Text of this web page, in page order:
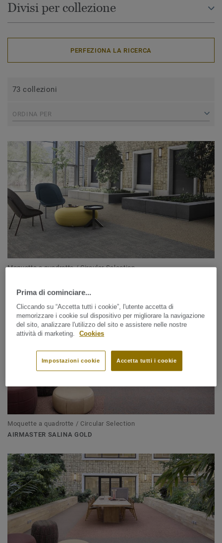
Divisi per collezione
PERFEZIONA LA RICERCA
73 collezioni
ORDINA PER
Moquette a quadrotte / Circular Selection
Moquette a quadrotte / Circular Selection
AIRMASTER SALINA GOLD
Prima di cominciare...
Cliccando su “Accetta tutti i cookie”, l'utente accetta di
memorizzare i cookie sul dispositivo per migliorare la navigazione
del sito, analizzare l'utilizzo del sito e assistere nelle nostre
attività di marketing.
Cookies
Accetta tutti i cookie
Impostazioni cookie